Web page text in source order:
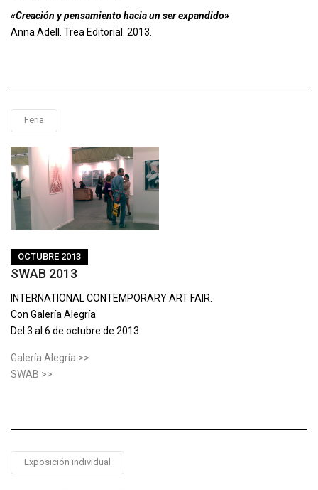
«Creación y pensamiento hacia un ser expandido»
Anna Adell. Trea Editorial. 2013.
Feria
OCTUBRE 2013
SWAB 2013
INTERNATIONAL CONTEMPORARY ART FAIR.
Con Galería Alegría
Del 3 al 6 de octubre de 2013
Galería Alegría >>
SWAB >>
Exposición individual